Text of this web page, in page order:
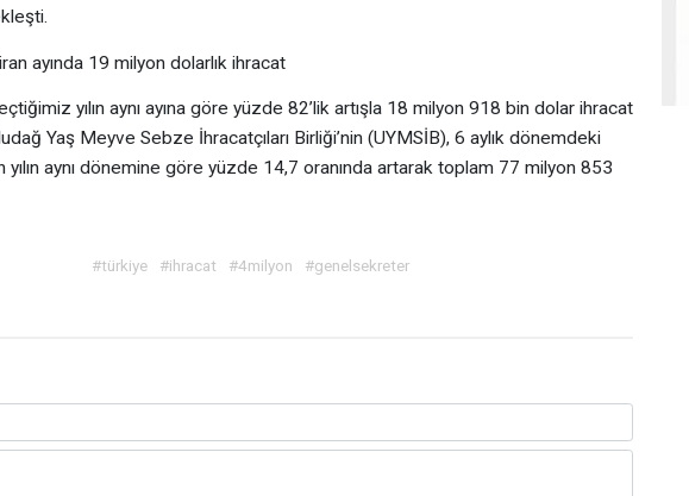
ayında 19 milyon dolarlık ihracat
yılın aynı ayına göre yüzde 82’lik artışla 18 milyon 918 bin dolar ihracat
Yaş Meyve Sebze İhracatçıları Birliği’nin (UYMSİB), 6 aylık dönemdeki
yılın aynı dönemine göre yüzde 14,7 oranında artarak toplam 77 milyon 853
#türkiye #ihracat #4milyon #genelsekreter